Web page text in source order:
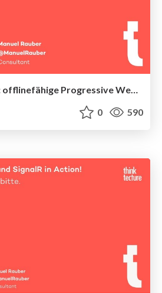
Immer und überall: offlinefähige Progressive Web Apps – am Beispiel Angular
0 590